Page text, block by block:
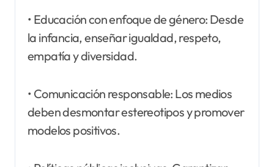
• Educación con enfoque de género: Desde
la infancia, enseñar igualdad, respeto,
empatía y diversidad.
• Comunicación responsable: Los medios
deben desmontar estereotipos y promover
modelos positivos.